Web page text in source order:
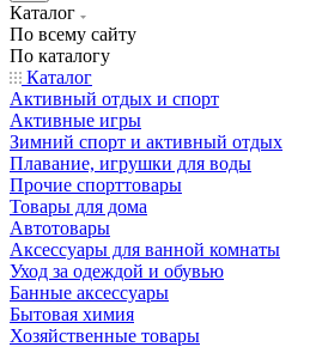
Каталог
По всему сайту
По каталогу
Каталог
Активный отдых и спорт
Активные игры
Зимний спорт и активный отдых
Плавание, игрушки для воды
Прочие спорттовары
Товары для дома
Автотовары
Аксессуары для ванной комнаты
Уход за одеждой и обувью
Банные аксессуары
Бытовая химия
Хозяйственные товары